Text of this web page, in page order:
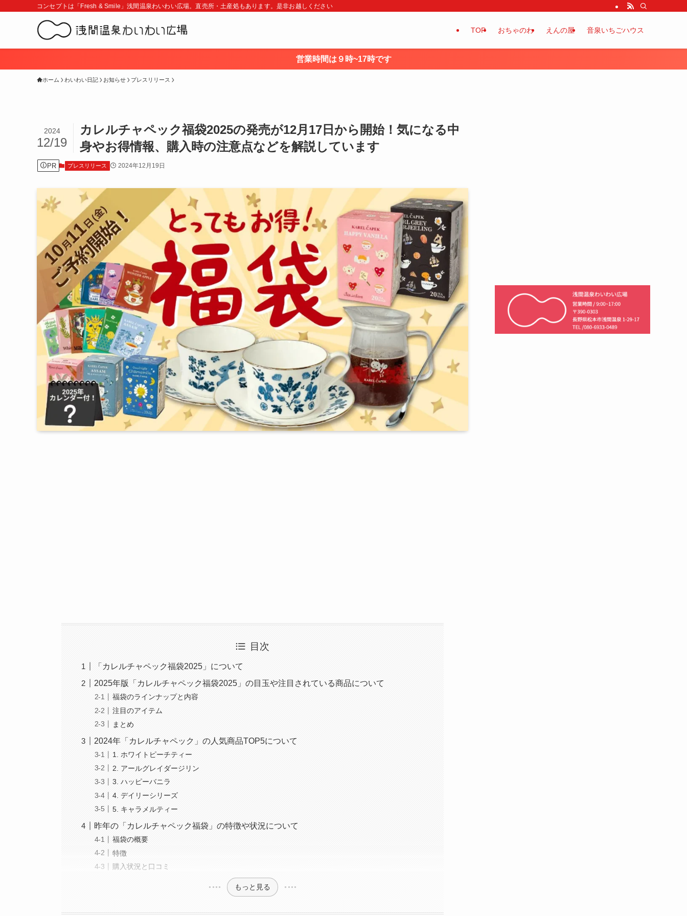
コンセプトは「Fresh & Smile」浅間温泉わいわい広場。直売所・土産処もあります。是非お越しください
TOP おちゃのわ えんの屋 音泉いちごハウス
営業時間は９時~17時です
ホーム わいわい日記 お知らせ プレスリリース
カレルチャペック福袋2025の発売が12月17日から開始！気になる中
身やお得情報、購入時の注意点などを解説しています
2024
12/19
PR プレスリリース 2024年12月19日
目次
「カレルチャペック福袋2025」について
2025年版「カレルチャペック福袋2025」の目玉や注目されている商品について
福袋のラインナップと内容
注目のアイテム
まとめ
2024年「カレルチャペック」の人気商品TOP5について
1. ホワイトピーチティー
2. アールグレイダージリン
3. ハッピーバニラ
4. デイリーシリーズ
5. キャラメルティー
昨年の「カレルチャペック福袋」の特徴や状況について
福袋の概要
特徴
購入状況と口コミ
もっと見る